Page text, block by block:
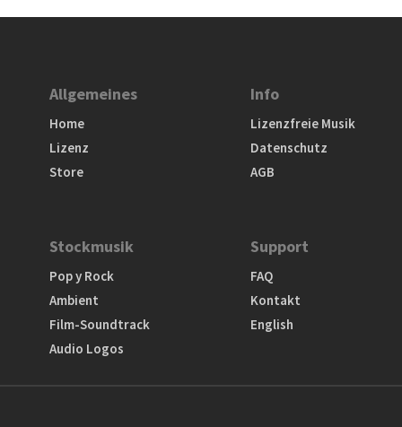
Allgemeines
Home
Lizenz
Store
Info
Lizenzfreie Musik
Datenschutz
AGB
Stockmusik
Pop y Rock
Ambient
Film-Soundtrack
Audio Logos
Support
FAQ
Kontakt
English